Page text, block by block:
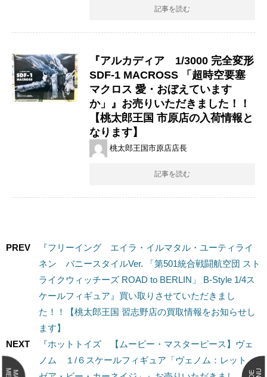
記事を読む
『アルカディア 1/3000 完全変形
SDF-1 MACROSS 「超時空要塞
マクロス 愛・おぼえています
か」』お売りいただきました！！
【桃太郎王国 市原店の入荷情報と
なります】
桃太郎王国市原店店長
記事を読む
PREV
『フリーイング エイラ・イルマタル・ユーティライ
ネン バニースタイルVer. ​「第501統合戦闘航空団 ​スト
ライクウィッチーズ ​ROAD ​to ​BERLIN」 ​B-Style ​1/4ス
ケールフィギュア』買い取りさせていただきまし
た！！【桃太郎王国 習志野店の買取情報をお知らせし
ます】
NEXT
『ホットトイズ 【ムービー・マスターピース】ヴェ
ノム １/６スケールフィギュア「ヴェノム：レット・